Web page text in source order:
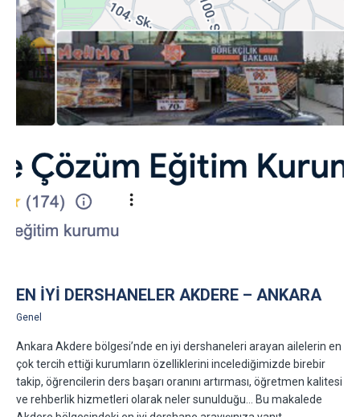
EN İYI DERSHANELER AKDERE – ANKARA
Genel
Ankara Akdere bölgesi’nde en iyi dershaneleri arayan ailelerin en
çok tercih ettiği kurumların özelliklerini incelediğimizde birebir
takip, öğrencilerin ders başarı oranını artırması, öğretmen kalitesi
ve rehberlik hizmetleri olarak neler sunulduğu… Bu makalede